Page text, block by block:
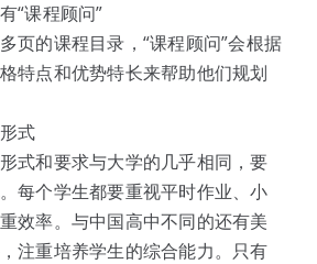
“课程顾问”
页的课程目录，“课程顾问”会根据
特点和优势特长来帮助他们规划
式
式和要求与大学的几乎相同，要
每个学生都要重视平时作业、小
效率。与中国高中不同的还有美
注重培养学生的综合能力。只有